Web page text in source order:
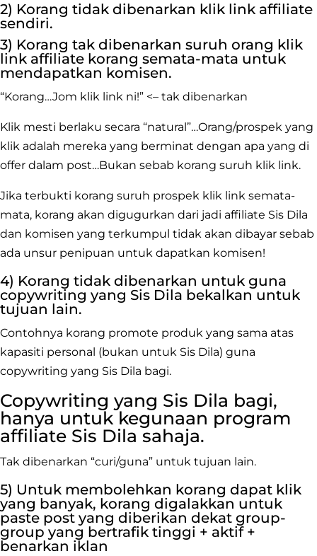
2) Korang tidak dibenarkan klik link affiliate
sendiri.
3) Korang tak dibenarkan suruh orang klik
link affiliate korang semata-mata untuk
mendapatkan komisen.
“Korang…Jom klik link ni!” <– tak dibenarkan
Klik mesti berlaku secara “natural”…Orang/prospek yang
klik adalah mereka yang berminat dengan apa yang di
offer dalam post…Bukan sebab korang suruh klik link.
Jika terbukti korang suruh prospek klik link semata-
mata, korang akan digugurkan dari jadi affiliate Sis Dila
dan komisen yang terkumpul tidak akan dibayar sebab
ada unsur penipuan untuk dapatkan komisen!
4) Korang tidak dibenarkan untuk guna
copywriting yang Sis Dila bekalkan untuk
tujuan lain.
Contohnya korang promote produk yang sama atas
kapasiti personal (bukan untuk Sis Dila) guna
copywriting yang Sis Dila bagi.
Copywriting yang Sis Dila bagi,
hanya untuk kegunaan program
affiliate Sis Dila sahaja.
Tak dibenarkan “curi/guna” untuk tujuan lain.
5) Untuk membolehkan korang dapat klik
yang banyak, korang digalakkan untuk
paste post yang diberikan dekat group-
group yang bertrafik tinggi + aktif +
benarkan iklan